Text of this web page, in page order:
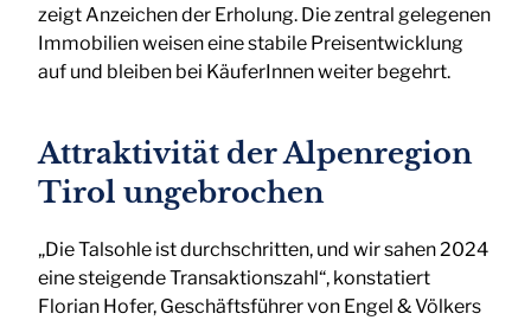
zeigt Anzeichen der Erholung. Die zentral gelegenen
Immobilien weisen eine stabile Preisentwicklung
auf und bleiben bei KäuferInnen weiter begehrt.
Attraktivität der Alpenregion
Tirol ungebrochen
„Die Talsohle ist durchschritten, und wir sahen 2024
eine steigende Transaktionszahl“, konstatiert
Florian Hofer, Geschäftsführer von Engel & Völkers